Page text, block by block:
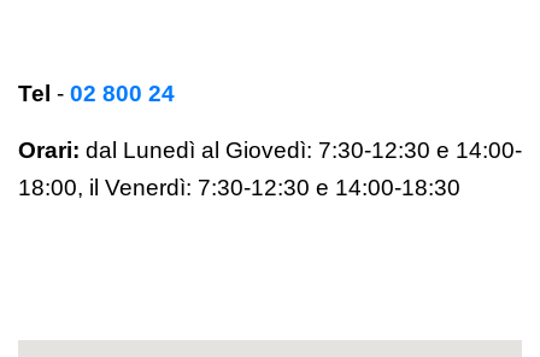
Tel - 02 800 24
Orari: dal Lunedì al Giovedì: 7:30-12:30 e 14:00-
18:00, il Venerdì: 7:30-12:30 e 14:00-18:30